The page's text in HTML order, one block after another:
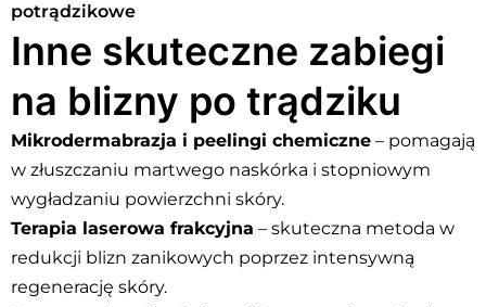
potrądzikowe
Inne skuteczne zabiegi
na blizny po trądziku
Mikrodermabrazja i peelingi chemiczne – pomagają
w złuszczaniu martwego naskórka i stopniowym
wygładzaniu powierzchni skóry.
Terapia laserowa frakcyjna – skuteczna metoda w
redukcji blizn zanikowych poprzez intensywną
regenerację skóry.